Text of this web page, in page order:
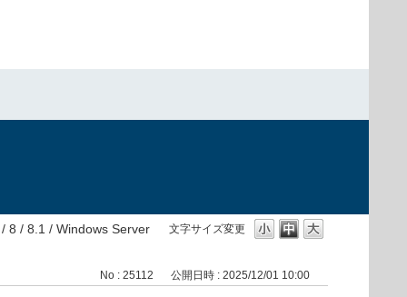
文字サイズ変更
8 / 8.1 / Windows Server
No : 25112 公開日時 : 2025/12/01 10:00